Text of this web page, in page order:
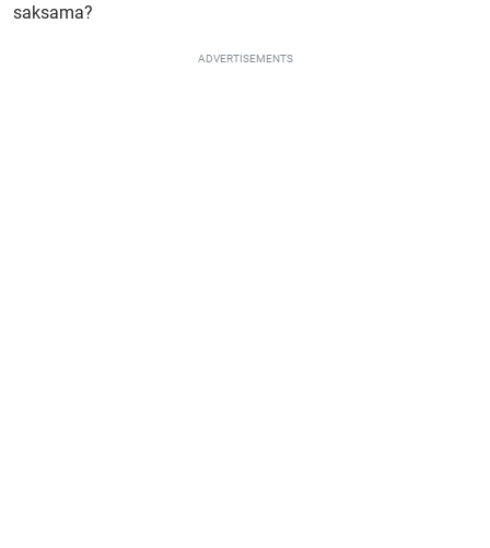
saksama?
ADVERTISEMENTS